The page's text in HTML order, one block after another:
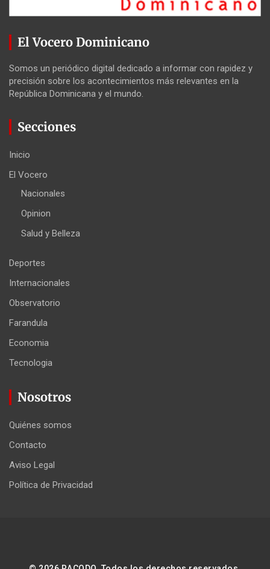
El Vocero Dominicano
Somos un periódico digital dedicado a informar con rapidez y
precisión sobre los acontecimientos más relevantes en la
República Dominicana y el mundo.
Secciones
Inicio
El Vocero
Nacionales
Opinion
Salud y Belleza
Deportes
Internacionales
Observatorio
Farandula
Economia
Tecnologia
Nosotros
Quiénes somos
Contacto
Aviso Legal
Política de Privacidad